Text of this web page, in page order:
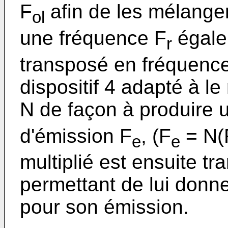
Fol afin de les
une fréquence Fr
transposé en
dispositif 4 adapté à
N de façon à produire
d'émission Fe, (Fe =
multiplié est ensuite
permettant de lui
pour son émission.